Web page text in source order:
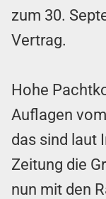
zum 30.
Vertrag.
Hohe
Auflagen
das sind laut
Zeitung die
nun mit den